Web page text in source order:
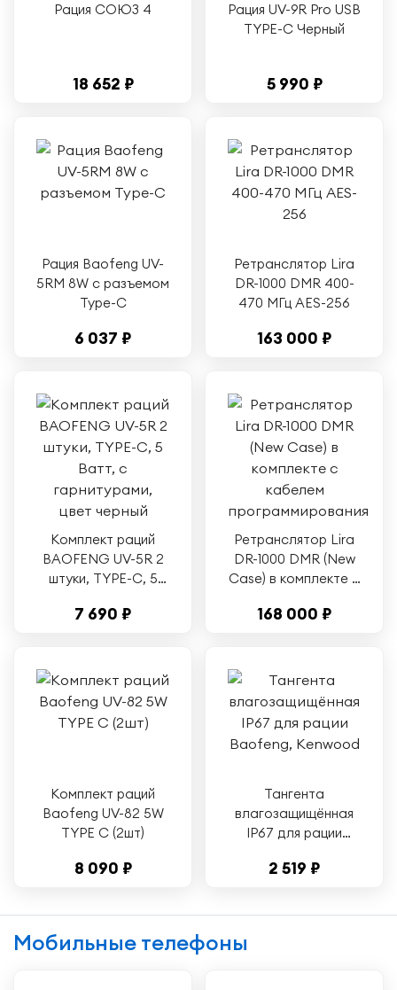
Рация СОЮЗ 4
18 652 ₽
Рация UV-9R Pro USB
TYPE-C Черный
5 990 ₽
Рация Baofeng UV-
5RM 8W c разъемом
Type-C
6 037 ₽
Ретранслятор Lira
DR-1000 DMR 400-
470 МГц AES-256
163 000 ₽
Комплект раций
BAOFENG UV-5R 2
штуки, TYPE-C, 5
гарнитурами, цвет
7 690 ₽
Ретранслятор Lira
DR-1000 DMR (New
Case) в комплекте с
программирования
168 000 ₽
Комплект раций
Baofeng UV-82 5W
TYPE С (2шт)
8 090 ₽
Тангента
влагозащищённая
IP67 для рации
2 519 ₽
Мобильные телефоны